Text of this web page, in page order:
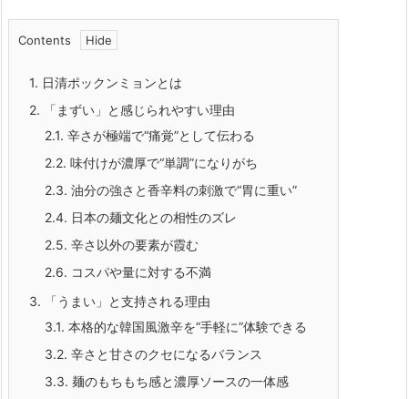
Contents
1. 日清ポックンミョンとは
2. 「まずい」と感じられやすい理由
2.1. 辛さが極端で“痛覚”として伝わる
2.2. 味付けが濃厚で“単調”になりがち
2.3. 油分の強さと香辛料の刺激で“胃に重い”
2.4. 日本の麺文化との相性のズレ
2.5. 辛さ以外の要素が霞む
2.6. コスパや量に対する不満
3. 「うまい」と支持される理由
3.1. 本格的な韓国風激辛を“手軽に”体験できる
3.2. 辛さと甘さのクセになるバランス
3.3. 麺のもちもち感と濃厚ソースの一体感